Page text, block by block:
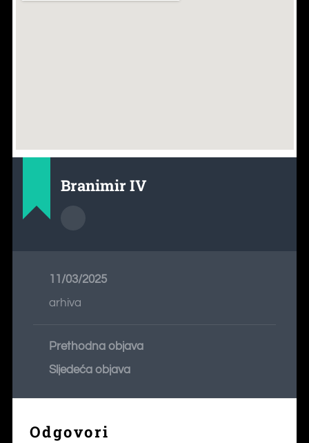
Branimir IV
11/03/2025
arhiva
Prethodna objava
Sljedeća objava
Odgovori